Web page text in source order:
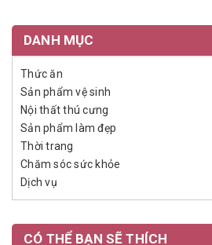
DANH MỤC
Thức ăn
Sản phẩm vệ sinh
Nội thất thú cưng
Sản phẩm làm đẹp
Thời trang
Chăm sóc sức khỏe
Dịch vụ
CÓ THỂ BẠN SẼ THÍCH